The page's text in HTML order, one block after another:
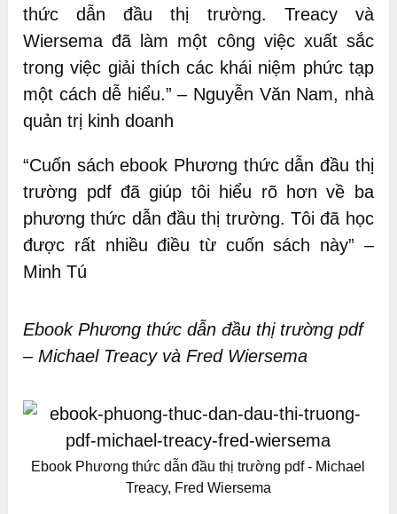
thức dẫn đầu thị trường. Treacy và
Wiersema đã làm một công việc xuất sắc
trong việc giải thích các khái niệm phức tạp
một cách dễ hiểu.” – Nguyễn Văn Nam, nhà
quản trị kinh doanh
“Cuốn sách ebook Phương thức dẫn đầu thị
trường pdf đã giúp tôi hiểu rõ hơn về ba
phương thức dẫn đầu thị trường. Tôi đã học
được rất nhiều điều từ cuốn sách này” –
Minh Tú
Ebook Phương thức dẫn đầu thị trường pdf
– Michael Treacy và Fred Wiersema
Ebook Phương thức dẫn đầu thị trường pdf - Michael
Treacy, Fred Wiersema